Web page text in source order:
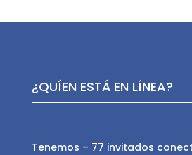
¿QUÍEN ESTÁ EN LÍNEA?
Tenemos – 77 invitados